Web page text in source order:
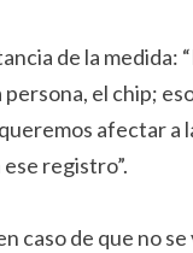
de la
el chip;
afectar
registro”.
caso de que no